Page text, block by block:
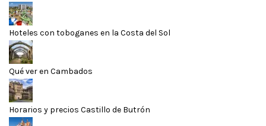
Hoteles con toboganes en la Costa del Sol
Qué ver en Cambados
Horarios y precios Castillo de Butrón